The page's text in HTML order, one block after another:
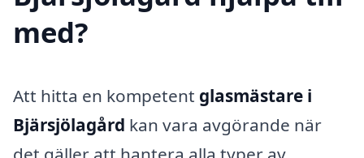
med?
Att hitta en kompetent glasmästare i
Bjärsjölagård kan vara avgörande när